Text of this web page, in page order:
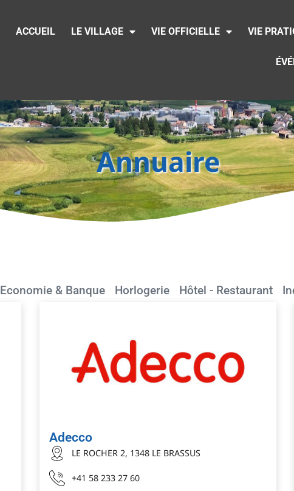
ACCUEIL LE VILLAGE VIE OFFICIELLE VIE
Annuaire
Economie & Banque Horlogerie Hôtel - Restaurant
Adecco
LE ROCHER 2, 1348 LE BRASSUS
+41 58 233 27 60